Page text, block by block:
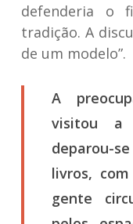
defenderia o
tradição. A
de um modelo”.
A
visitou a
deparou-
livros,
gente